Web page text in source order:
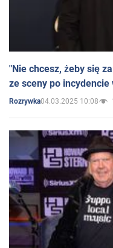
"Nie chcesz, żeby się
ze sceny po
Rozrywka04.03.2025 10:08 1